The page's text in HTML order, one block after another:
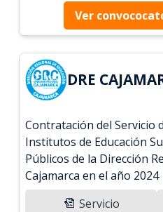
Ver
DRE
Contratación del Servicio
Institutos de Educación
Públicos de la Dirección
Cajamarca en el año 2024
Servicio